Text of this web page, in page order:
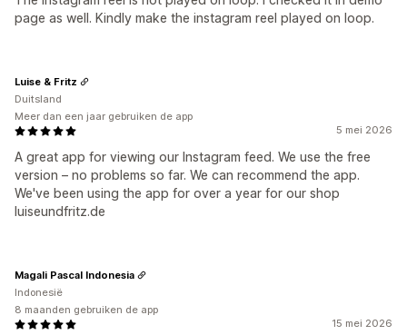
page as well. Kindly make the instagram reel played on loop.
5 mei 2026
A great app for viewing our Instagram feed. We use the free
version – no problems so far. We can recommend the app.
We've been using the app for over a year for our shop
luiseundfritz.de
Luise & Fritz
Duitsland
Meer dan een jaar gebruiken de app
15 mei 2026
Magali Pascal Indonesia
Indonesië
8 maanden gebruiken de app